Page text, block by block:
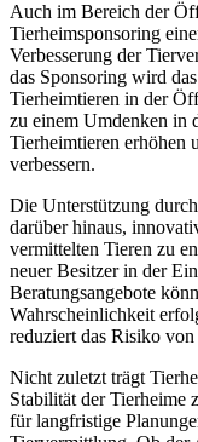
Auch im Bereich der
Tierheimsponsoring
Verbesserung der
das Sponsoring wird
Tierheimtieren in der
zu einem Umdenken in
Tierheimtieren erhöhen
verbessern.
Die Unterstützung
darüber hinaus,
vermittelten Tieren zu
neuer Besitzer in der
Beratungsangebote
Wahrscheinlichkeit
reduziert das Risiko
Nicht zuletzt trägt
Stabilität der Tierheime
für langfristige